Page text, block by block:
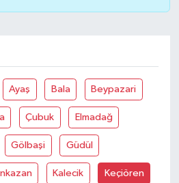
Ayaş Bala Beypazari
Çubuk Elmadağ
Gölbaşi Güdül
Kalecik Keçiören